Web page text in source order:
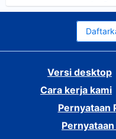
Versi desktop
Cara kerja kami
Pernyataan